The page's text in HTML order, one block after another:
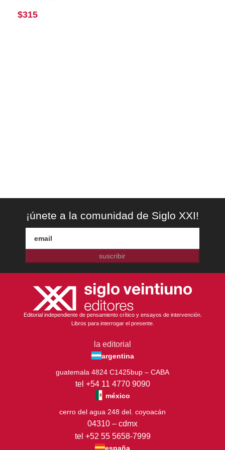
$315
¡únete a la comunidad de Siglo XXI!
suscribir
Editorial independiente de pensamiento crítico y ensayos de intervención.
Libros para interrogar el presente.
la editorial
argentina
guatemala 4824 C1425bup – CABA
tel +54 11 4770 9090
méxico
cerro del agua 248 del. coyoacán
04310 – cdmx
tel +52 55 5658-7999
españa